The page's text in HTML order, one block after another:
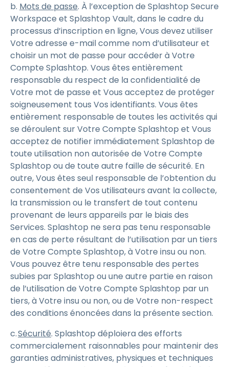
b. Mots de passe. À l’exception de Splashtop Secure
Workspace et Splashtop Vault, dans le cadre du
processus d’inscription en ligne, Vous devez utiliser
Votre adresse e-mail comme nom d’utilisateur et
choisir un mot de passe pour accéder à Votre
Compte Splashtop. Vous êtes entièrement
responsable du respect de la confidentialité de
Votre mot de passe et Vous acceptez de protéger
soigneusement tous Vos identifiants. Vous êtes
entièrement responsable de toutes les activités qui
se déroulent sur Votre Compte Splashtop et Vous
acceptez de notifier immédiatement Splashtop de
toute utilisation non autorisée de Votre Compte
Splashtop ou de toute autre faille de sécurité. En
outre, Vous êtes seul responsable de l’obtention du
consentement de Vos utilisateurs avant la collecte,
la transmission ou le transfert de tout contenu
provenant de leurs appareils par le biais des
Services. Splashtop ne sera pas tenu responsable
en cas de perte résultant de l’utilisation par un tiers
de Votre Compte Splashtop, à Votre insu ou non.
Vous pouvez être tenu responsable des pertes
subies par Splashtop ou une autre partie en raison
de l’utilisation de Votre Compte Splashtop par un
tiers, à Votre insu ou non, ou de Votre non-respect
des conditions énoncées dans la présente section.
c.Sécurité. Splashtop déploiera des efforts
commercialement raisonnables pour maintenir des
garanties administratives, physiques et techniques